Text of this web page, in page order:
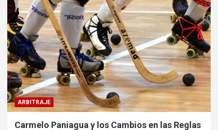
ARBITRAJE
Carmelo Paniagua y los Cambios en las Reglas